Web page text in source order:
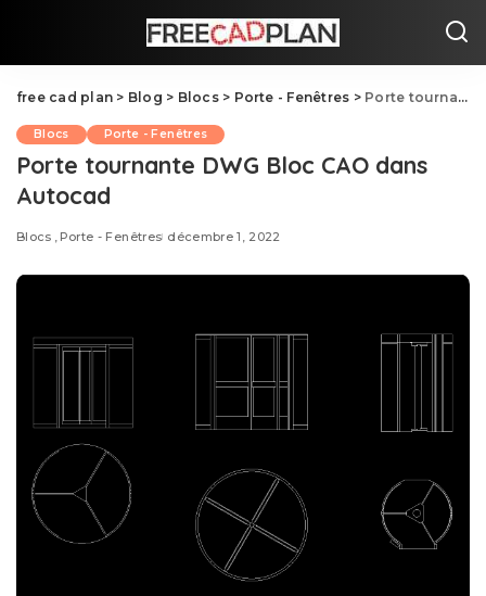
free cad plan > Blog > Blocs> Porte - Fenêtres > Porte tournante DWG Bloc CAO dans Autocad
Blocs Porte - Fenêtres
Porte tournante DWG Bloc CAO dans
Autocad
Blocs Porte - Fenêtres décembre 1, 2022